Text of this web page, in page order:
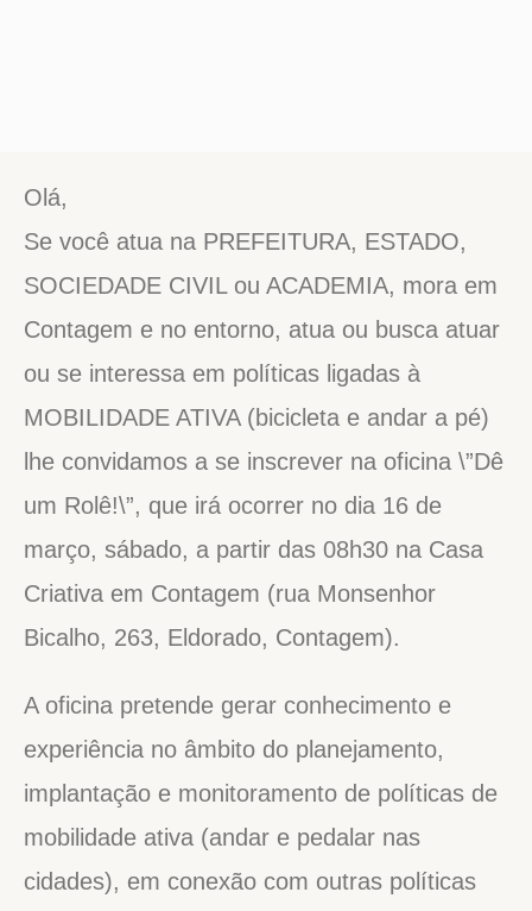
Olá,
Se você atua na PREFEITURA, ESTADO,
SOCIEDADE CIVIL ou ACADEMIA, mora em
Contagem e no entorno, atua ou busca atuar
ou se interessa em políticas ligadas à
MOBILIDADE ATIVA (bicicleta e andar a pé)
lhe convidamos a se inscrever na oficina \”Dê
um Rolê!\”, que irá ocorrer no dia 16 de
março, sábado, a partir das 08h30 na Casa
Criativa em Contagem (rua Monsenhor
Bicalho, 263, Eldorado, Contagem).
A oficina pretende gerar conhecimento e
experiência no âmbito do planejamento,
implantação e monitoramento de políticas de
mobilidade ativa (andar e pedalar nas
cidades), em conexão com outras políticas